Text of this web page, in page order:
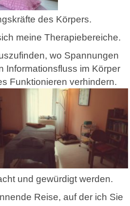
des Körpers.
meine Therapiebereiche.
wo Spannungen
Informationsfluss im Körper
Funktionieren verhindern.
und gewürdigt werden.
Reise, auf der ich Sie